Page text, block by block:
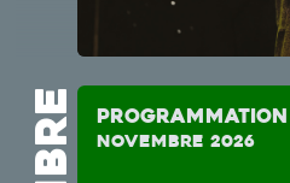
Programmation
novembre 2026